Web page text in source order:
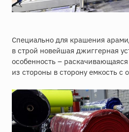
Специально для крашения
в строй новейшая джиггерная
особенность –
из стороны в сторону емкость с